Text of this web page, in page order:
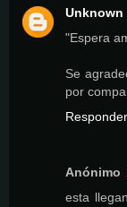
Unknown
"Espera
Se
por
Responder
Anónimo
esta